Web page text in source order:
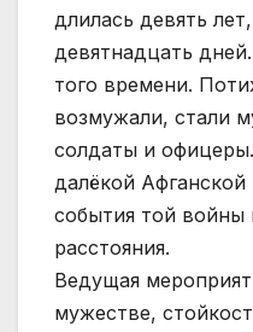
длилась девять
девятнадцать
того времени.
возмужали, стали
солдаты и
далёкой
события той войны
расстояния.
Ведущая
мужестве,